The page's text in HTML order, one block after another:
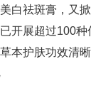
祛斑膏，又
开展超过100
本护肤功效清